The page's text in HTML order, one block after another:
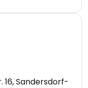
16, Sandersdorf-